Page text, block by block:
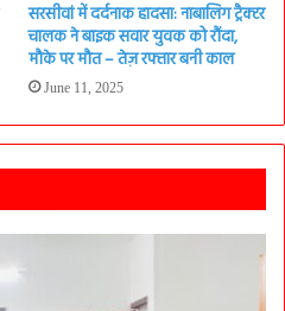
सरसीवां में दर्दनाक हादसा: नाबालिग ट्रैक्टर
चालक ने बाइक सवार युवक को रौंदा,
मौके पर मौत – तेज़ रफ्तार बनी काल
June 11, 2025